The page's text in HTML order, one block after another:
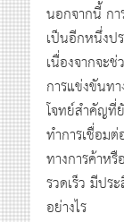
นอกจากนี้ ก
เป็นอีกหนึ่งป
เนื่องจากจะ
การแข่งขันท
โจทย์สำคัญที่
ทำการเชื่อม
ทางการค้าห
รวดเร็ว มีป
อย่างไร